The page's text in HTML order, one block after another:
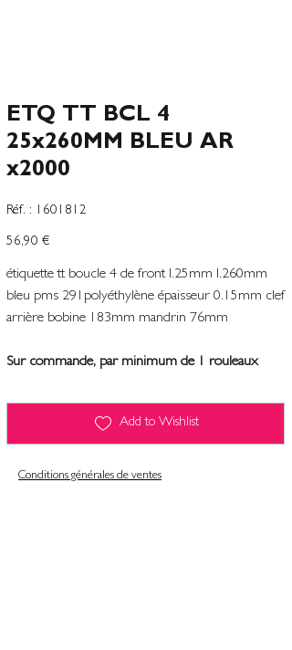
ETQ TT BCL 4
25x260MM BLEU AR
x2000
Réf. :
SKU
1601812
Precio
56,90 €
étiquette tt boucle 4 de front l.25mm l.260mm
bleu pms 291polyéthylène épaisseur 0.15mm clef
arrière bobine 183mm mandrin 76mm
Sur commande, par minimum de 1 rouleaux
Add to Wishlist
Conditions générales de ventes